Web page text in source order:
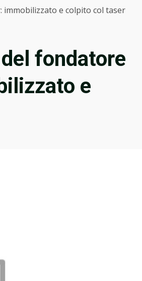
immobilizzato e colpito col taser
fondatore
e